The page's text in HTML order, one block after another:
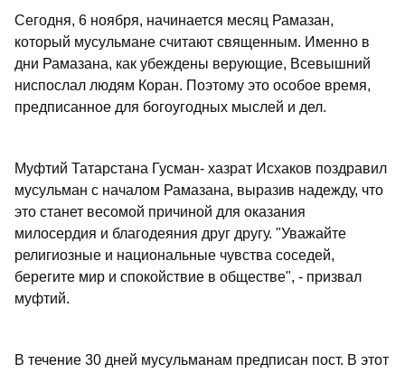
Сегодня, 6 ноября, начинается месяц Рамазан,
который мусульмане считают священным. Именно в
дни Рамазана, как убеждены верующие, Всевышний
ниспослал людям Коран. Поэтому это особое время,
предписанное для богоугодных мыслей и дел.
Муфтий Татарстана Гусман- хазрат Исхаков поздравил
мусульман с началом Рамазана, выразив надежду, что
это станет весомой причиной для оказания
милосердия и благодеяния друг другу. "Уважайте
религиозные и национальные чувства соседей,
берегите мир и спокойствие в обществе", - призвал
муфтий.
В течение 30 дней мусульманам предписан пост. В этот